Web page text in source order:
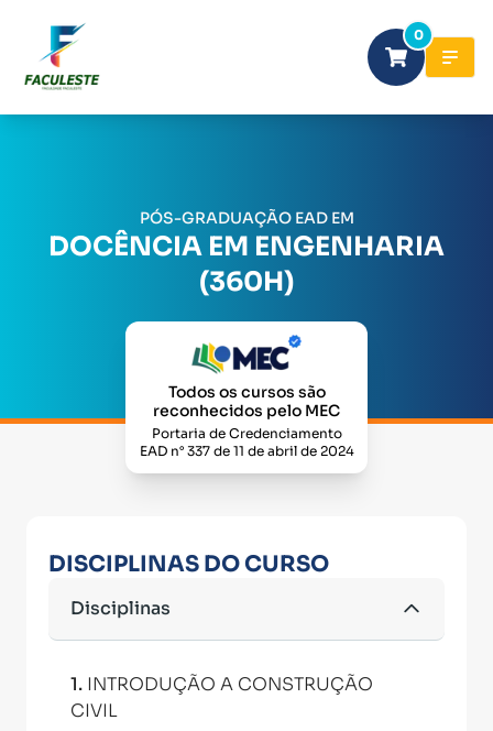
0
PÓS-GRADUAÇÃO EAD EM
DOCÊNCIA EM ENGENHARIA
(360H)
Todos os cursos são
reconhecidos pelo MEC
Portaria de Credenciamento
EAD n° 337 de 11 de abril de 2024
DISCIPLINAS DO CURSO
Disciplinas
1. INTRODUÇÃO A CONSTRUÇÃO
CIVIL